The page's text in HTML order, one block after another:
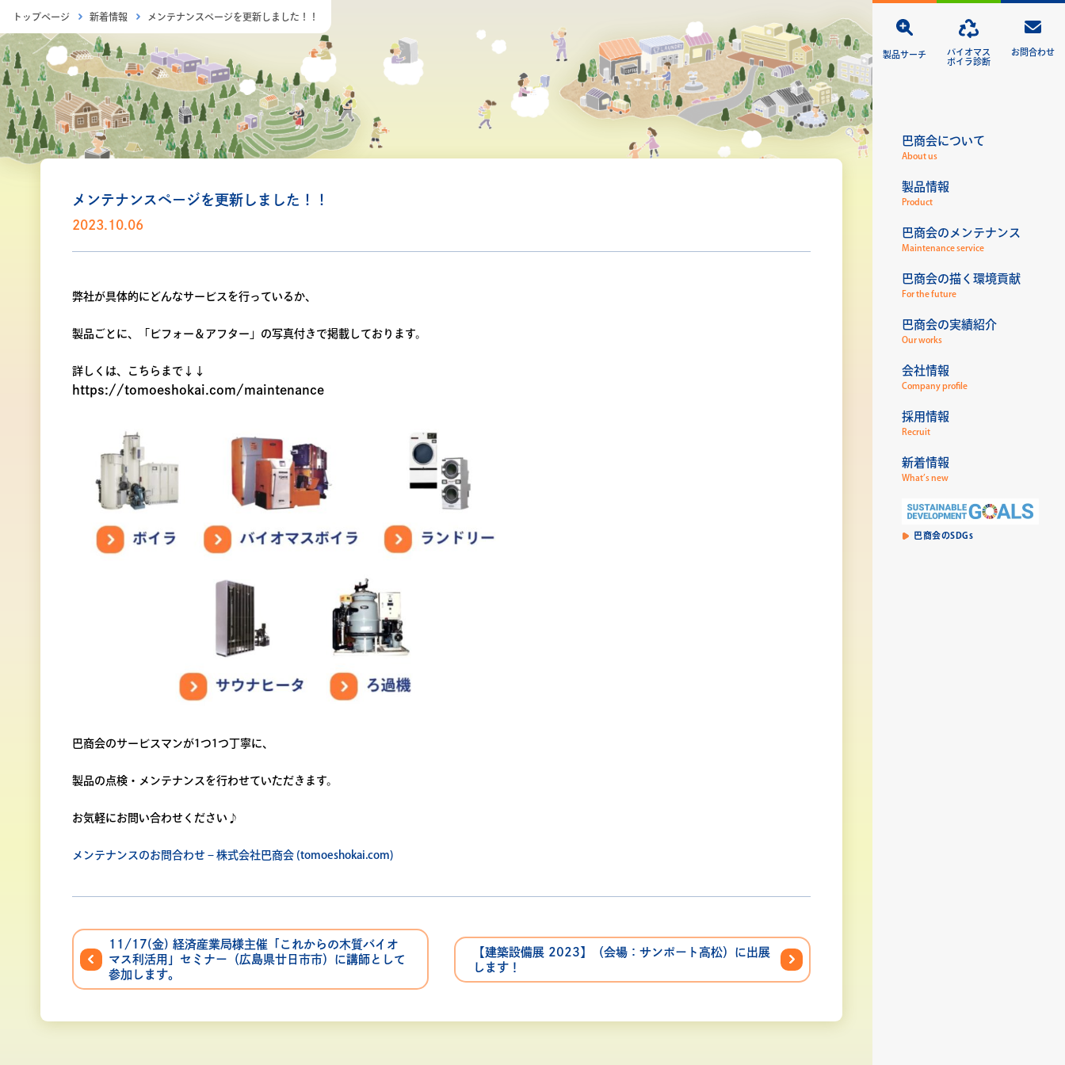
製品サーチ
バイオマス
ボイラ診断
お問合わせ
巴商会について
About us
製品情報
Product
巴商会のメンテナンス
Maintenance service
巴商会の描く環境貢献
For the future
巴商会の実績紹介
Our works
会社情報
Company profile
採用情報
Recruit
新着情報
What’s new
巴商会のSDGs
トップページ 新着情報 メンテナンスページを更新しました！！
メンテナンスページを更新しました！！
2023.10.06
弊社が具体的にどんなサービスを行っているか、
製品ごとに、「ビフォー＆アフター」の写真付きで掲載しております。
詳しくは、こちらまで↓↓
https://tomoeshokai.com/maintenance
巴商会のサービスマンが1つ1つ丁寧に、
製品の点検・メンテナンスを行わせていただきます。
お気軽にお問い合わせください♪
メンテナンスのお問合わせ – 株式会社巴商会 (tomoeshokai.com)
11/17(金) 経済産業局様主催「これからの木質バイオ
マス利活用」セミナー（広島県廿日市市）に講師として
参加します。
【建築設備展 2023】（会場：サンポート高松）に出展
します！